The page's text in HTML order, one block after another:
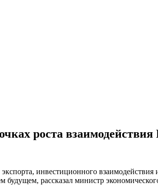
роста
инвестиционного
будущем, рассказал министр